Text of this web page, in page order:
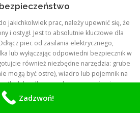
jakichkolwiek prac, należy upewnić się, że
i ostygł. Jest to absolutnie kluczowe dla
piec od zasilania elektrycznego,
lub wyłączając odpowiedni bezpiecznik w
również niezbędne narzędzia: grube
mogą być ostre), wiadro lub pojemnik na
lub odkurzacz do czyszczenia pieca, a
do sauny. Warto również
do zabezpieczenia podłogi wokół pieca
Zadzwoń!